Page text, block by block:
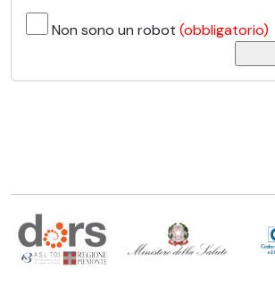
Non sono un robot (obbligatorio)